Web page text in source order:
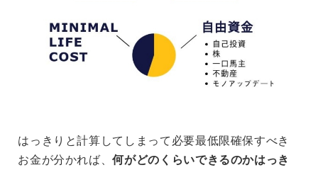
はっきりと計算してしまって必要最低限確保すべき
お金が分かれば、何がどのくらいできるのかはっき